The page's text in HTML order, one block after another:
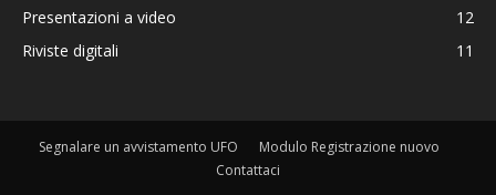
Presentazioni a video
12
Riviste digitali
11
Segnalare un avvistamento UFO
Modulo Registrazione nuovo
Contattaci